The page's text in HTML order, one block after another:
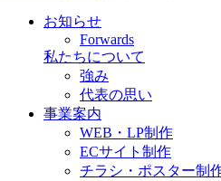
お知らせ
Forwards
私たちについて
強み
代表の思い
事業案内
WEB・LP制作
ECサイト制作
チラシ・ポスター制